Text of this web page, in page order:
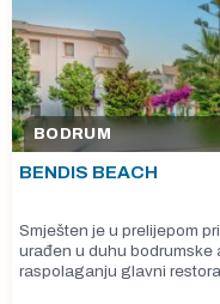
BODRUM
BENDIS BEACH
Smješten je u prelijepom
urađen u duhu bodrumske
raspolaganju glavni